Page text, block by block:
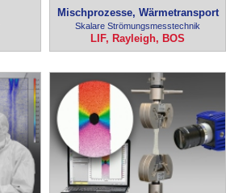
Mischprozesse, Wärmetransport
Skalare Strömungsmesstechnik
LIF, Rayleigh, BOS